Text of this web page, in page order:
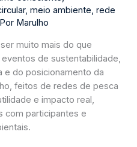
,meio ambiente,rede
Marulho
muito mais do que
de sustentabilidade,
e do posicionamento da
feitos de redes de pesca
e impacto real,
com participantes e